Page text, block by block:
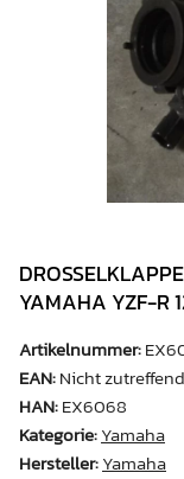
YAMAHA YZF-R
Artikelnummer:
EAN:Nicht zutreffend
HAN:EX6068
Kategorie:Yamaha
Hersteller:Yamaha